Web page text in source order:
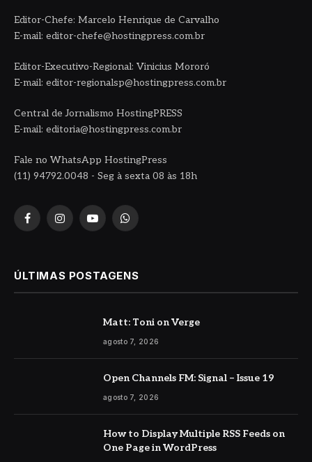
Editor-Chefe: Marcelo Henrique de Carvalho
E-mail: editor-chefe@hostingpress.com.br
Editor-Executivo-Regional: Vinicius Mororó
E-mail: editor-regionalsp@hostingpress.com.br
Central de Jornalismo HostingPRESS
E-mail: editoria@hostingpress.com.br
Fale no WhatsApp HostingPress
(11) 94792.0048 - Seg à sexta 08 às 18h
FacebookInstagramYouTubeWhatsApp
ÚLTIMAS POSTAGENS
Matt: Toni on Verge
agosto 7, 2026
Open Channels FM: Signal – Issue 19
agosto 7, 2026
How to Display Multiple RSS Feeds on
One Page in WordPress